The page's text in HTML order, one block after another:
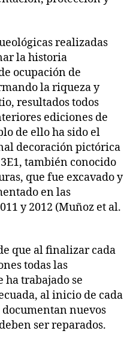
realizadas
la historia
ocupación de
la riqueza y
resultados todos
ediciones de
de ello ha sido el
decoración pictórica
también conocido
que fue excavado y
en las
y 2012 (Muñoz et al.
que al finalizar cada
todas las
ha trabajado se
al inicio de cada
nuevos
ser reparados.